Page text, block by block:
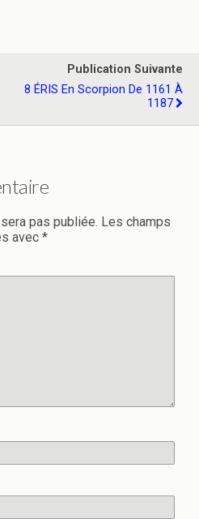
Publication Suivante
8 ÉRIS En Scorpion De 1161 À
1187
pas publiée. Les champs
avec *